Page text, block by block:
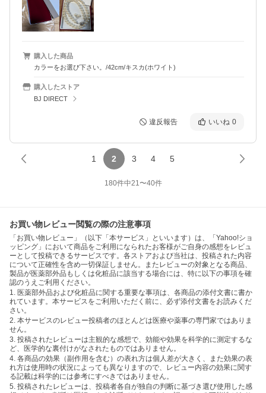
購入した商品
カラーをお選び下さい。/42cm/キスカ(ホワイト)
購入したストア
BJ DIRECT
違反報告 いいね 0
1 2 3 4 5
180件中21〜40件
お買い物レビュー閲覧の際の注意事項
「お買い物レビュー」（以下「本サービス」といいます）は、「Yahoo!ショ
ッピング」において商品をご利用になられたお客様がご自身の感想をレビュ
ーとして投稿できるサービスです。各ストアおよび当社は、投稿された内容
について正確性を含め一切保証しません。またレビューの対象となる商品、
製品が医薬部外品もしくは化粧品に該当する場合には、特に以下の事項を確
認のうえご利用ください。
1. 医薬部外品および化粧品に関する重要な事項は、各商品の添付文書に書か
れています。本サービスをご利用いただく前に、必ず添付文書をお読みくだ
さい。
2. 本サービスのレビュー投稿者のほとんどは医療や薬事の専門家ではありま
せん。
3. 投稿されたレビューは主観的な感想で、効能や効果を科学的に測定するな
ど、医学的な裏付けがなされたものではありません。
4. 各商品の効果（副作用を含む）の表れ方は個人差が大きく、また効果の表
れ方は使用時の状況によっても異なりますので、レビュー内容の効果に関す
る記載は科学的には参考にすべきではありません。
5. 投稿されたレビューは、投稿者各自が独自の判断に基づき選び使用した感